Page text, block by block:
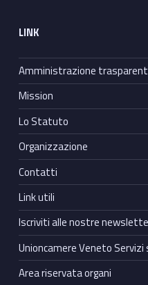
LINK
Amministrazione
Mission
Lo Statuto
Organizzazione
Contatti
Link utili
Iscriviti alle nostre
Unioncamere Veneto Servizi
Area riservata organi